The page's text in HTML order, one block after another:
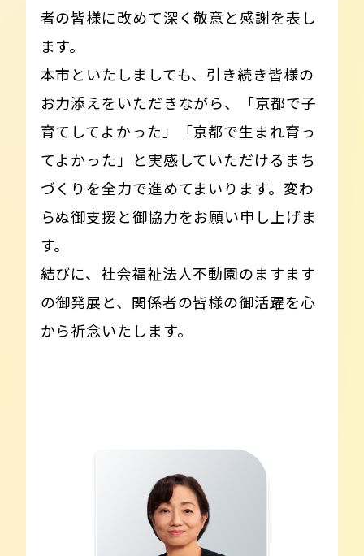
者の皆様に改めて深く敬意と感謝を表し
ます。
本市といたしましても、引き続き皆様の
お力添えをいただきながら、「京都で子
育てしてよかった」「京都で生まれ育っ
てよかった」と実感していただけるまち
づくりを全力で進めてまいります。変わ
らぬ御支援と御協力をお願い申し上げま
す。
結びに、社会福祉法人不動園のますます
の御発展と、関係者の皆様の御活躍を心
から祈念いたします。